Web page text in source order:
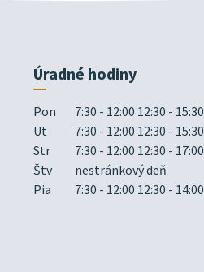
Úradné hodiny
Pon
7:30 - 12:00 12:30 - 15:30
Ut
7:30 - 12:00 12:30 - 15:30
Str
7:30 - 12:00 12:30 - 17:00
Štv
nestránkový deň
Pia
7:30 - 12:00 12:30 - 14:00